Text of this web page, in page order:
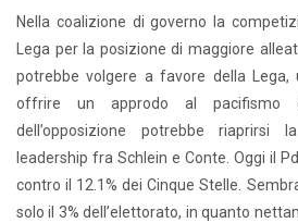
Nella coalizione di governo la
Lega per la posizione di maggiore
potrebbe volgere a favore della
offrire un approdo al pacifismo
dell’opposizione potrebbe riaprirsi
leadership fra Schlein e Conte. Oggi il
contro il 12.1% dei Cinque Stelle.
solo il 3% dell’elettorato, in quanto